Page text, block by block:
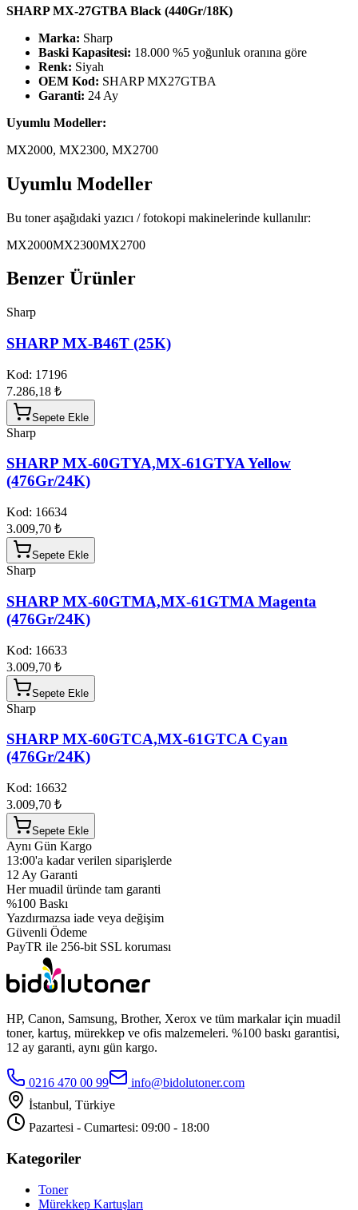
SHARP MX-27GTBA Black (440Gr/18K)
Marka: Sharp
Baski Kapasitesi: 18.000 %5 yoğunluk oranına göre
Renk: Siyah
OEM Kod: SHARP MX27GTBA
Garanti: 24 Ay
Uyumlu Modeller:
MX2000, MX2300, MX2700
Uyumlu Modeller
Bu toner aşağıdaki yazıcı / fotokopi makinelerinde kullanılır:
MX2000MX2300MX2700
Benzer Ürünler
Sharp
SHARP MX-B46T (25K)
Kod: 17196
7.286,18 ₺
Sepete Ekle
Sharp
SHARP MX-60GTYA,MX-61GTYA Yellow
(476Gr/24K)
Kod: 16634
3.009,70 ₺
Sepete Ekle
Sharp
SHARP MX-60GTMA,MX-61GTMA Magenta
(476Gr/24K)
Kod: 16633
3.009,70 ₺
Sepete Ekle
Sharp
SHARP MX-60GTCA,MX-61GTCA Cyan
(476Gr/24K)
Kod: 16632
3.009,70 ₺
Sepete Ekle
Aynı Gün Kargo
13:00'a kadar verilen siparişlerde
12 Ay Garanti
Her muadil üründe tam garanti
%100 Baskı
Yazdırmazsa iade veya değişim
Güvenli Ödeme
PayTR ile 256-bit SSL koruması
HP, Canon, Samsung, Brother, Xerox ve tüm markalar için muadil
toner, kartuş, mürekkep ve ofis malzemeleri. %100 baskı garantisi,
12 ay garanti, aynı gün kargo.
0216 470 00 99
info@bidolutoner.com
İstanbul, Türkiye
Pazartesi - Cumartesi: 09:00 - 18:00
Kategoriler
Toner
Mürekkep Kartuşları